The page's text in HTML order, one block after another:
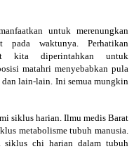
untuk merenungkan
pada waktunya. Perhatikan
kita diperintahkan untuk
matahri menyebabkan pula
lain-lain. Ini semua mungkin
siklus harian. Ilmu medis Barat
metabolisme tubuh manusia.
siklus chi harian dalam tubuh